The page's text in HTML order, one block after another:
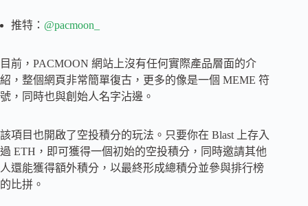
推特： @pacmoon_
目前，PACMOON 網站上沒有任何實際產品層面的介
紹，整個網頁非常簡單復古，更多的像是一個 MEME 符
號，同時也與創始人名字沾邊。
該項目也開啟了空投積分的玩法。只要你在 Blast 上存入
過 ETH，即可獲得一個初始的空投積分，同時邀請其他
人還能獲得額外積分，以最終形成總積分並參與排行榜
的比拼。